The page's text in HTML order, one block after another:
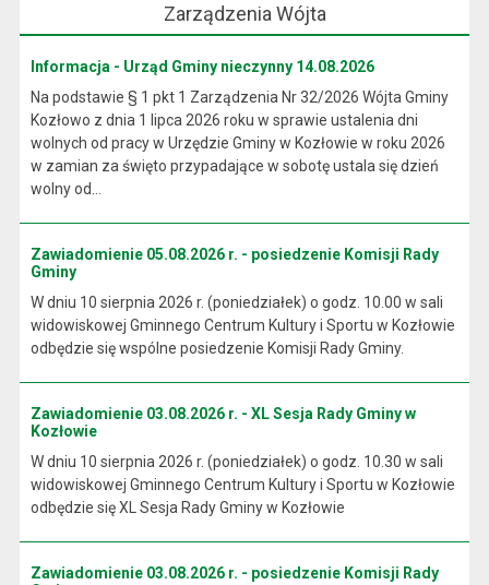
Zarządzenia Wójta
Informacja - Urząd Gminy nieczynny 14.08.2026
Na podstawie § 1 pkt 1 Zarządzenia Nr 32/2026 Wójta Gminy
Kozłowo z dnia 1 lipca 2026 roku w sprawie ustalenia dni
wolnych od pracy w Urzędzie Gminy w Kozłowie w roku 2026
w zamian za święto przypadające w sobotę ustala się dzień
wolny od...
Zawiadomienie 05.08.2026 r. - posiedzenie Komisji Rady
Gminy
W dniu 10 sierpnia 2026 r. (poniedziałek) o godz. 10.00 w sali
widowiskowej Gminnego Centrum Kultury i Sportu w Kozłowie
odbędzie się wspólne posiedzenie Komisji Rady Gminy.
Zawiadomienie 03.08.2026 r. - XL Sesja Rady Gminy w
Kozłowie
W dniu 10 sierpnia 2026 r. (poniedziałek) o godz. 10.30 w sali
widowiskowej Gminnego Centrum Kultury i Sportu w Kozłowie
odbędzie się XL Sesja Rady Gminy w Kozłowie
Zawiadomienie 03.08.2026 r. - posiedzenie Komisji Rady